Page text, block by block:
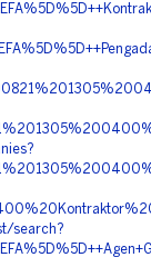
search?